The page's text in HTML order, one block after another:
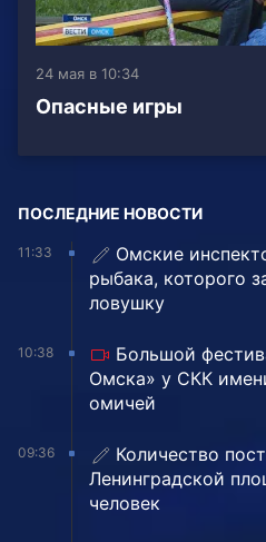
24 мая в 10:34
Опасные игры
ПОСЛЕДНИЕ НОВОСТИ
11:33
Омские
рыбака, которого
ловушку
10:38
Большой
Омска» у СКК
омичей
09:36
Количество
Ленинградской
человек